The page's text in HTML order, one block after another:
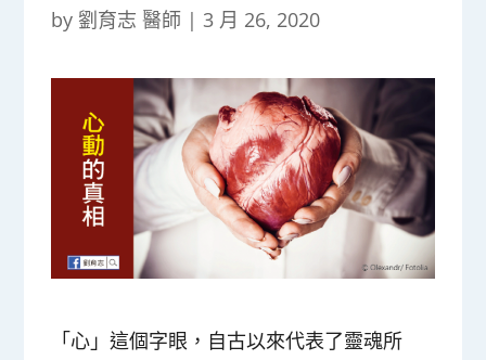
by 劉育志 醫師 |3 月 26, 2020
「心」這個字眼，自古以來代表了靈魂所